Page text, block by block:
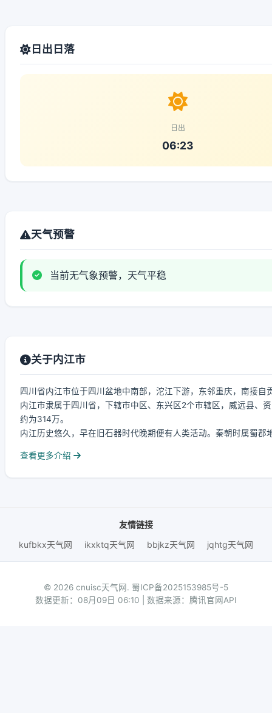
日出日落
日出
06:23
天气预警
当前无气象预警，天气平稳
关于内江市
四川省内江市位于四川盆地中南部，沱江下游，东邻重庆，南接
内江市隶属于四川省，下辖市中区、东兴区2个市辖区，威远县、
约为314万。
内江历史悠久，早在旧石器时代晚期便有人类活动。秦朝时属蜀郡
查看更多介绍
友情链接
kufbkx天气网
ikxktq天气网 bbjkz天气网 jqhtg天气网
© 2026 cnuisc天气网. 蜀ICP备2025153985号-5
数据更新：08月09日 06:10 | 数据来源：腾讯官网API